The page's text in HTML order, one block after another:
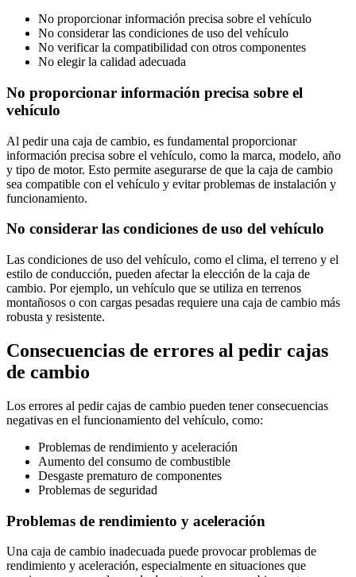
No proporcionar información precisa sobre el vehículo
No considerar las condiciones de uso del vehículo
No verificar la compatibilidad con otros componentes
No elegir la calidad adecuada
No proporcionar información precisa sobre el
vehículo
Al pedir una caja de cambio, es fundamental proporcionar
información precisa sobre el vehículo, como la marca, modelo, año
y tipo de motor. Esto permite asegurarse de que la caja de cambio
sea compatible con el vehículo y evitar problemas de instalación y
funcionamiento.
No considerar las condiciones de uso del vehículo
Las condiciones de uso del vehículo, como el clima, el terreno y el
estilo de conducción, pueden afectar la elección de la caja de
cambio. Por ejemplo, un vehículo que se utiliza en terrenos
montañosos o con cargas pesadas requiere una caja de cambio más
robusta y resistente.
Consecuencias de errores al pedir cajas
de cambio
Los errores al pedir cajas de cambio pueden tener consecuencias
negativas en el funcionamiento del vehículo, como:
Problemas de rendimiento y aceleración
Aumento del consumo de combustible
Desgaste prematuro de componentes
Problemas de seguridad
Problemas de rendimiento y aceleración
Una caja de cambio inadecuada puede provocar problemas de
rendimiento y aceleración, especialmente en situaciones que